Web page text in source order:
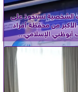
الشخصية تستحوذ على
من محفظة أفراد
الإسلامي...